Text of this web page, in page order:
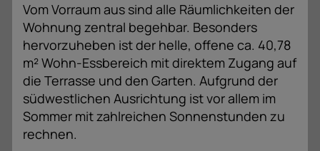
Vom Vorraum aus sind alle Räumlichkeiten der
Wohnung zentral begehbar. Besonders
hervorzuheben ist der helle, offene ca. 40,78
m² Wohn-Essbereich mit direktem Zugang auf
die Terrasse und den Garten. Aufgrund der
südwestlichen Ausrichtung ist vor allem im
Sommer mit zahlreichen Sonnenstunden zu
rechnen.